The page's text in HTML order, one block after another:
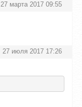
27 марта 2017 09:55
27 июля 2017 17:26